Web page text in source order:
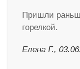
Пришли
горелкой.
Елена Г.,